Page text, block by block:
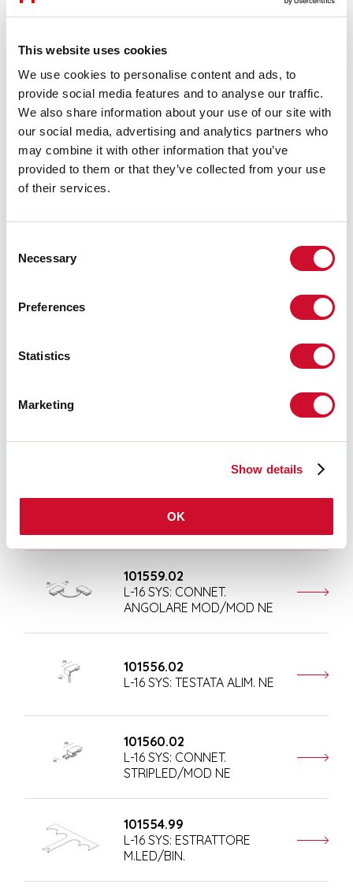
This website uses cookies
We use cookies to personalise content and ads, to
provide social media features and to analyse our traffic.
We also share information about your use of our site with
our social media, advertising and analytics partners who
may combine it with other information that you’ve
provided to them or that they’ve collected from your use
of their services.
Selection
Necessary
Preferences
Statistics
Marketing
Show details
OK
ESTRATTO CATALOGO
ISTRUZIONI DI MONTAGGIO
LIGHT SOURCE
CERTIFICAZIONI CE
Accessori di completamento
L-16 SYS: TESTATA CHIUSURA
101559.02
L-16 SYS: CONNET.
ANGOLARE MOD/MOD NE
101556.02
L-16 SYS: TESTATA ALIM. NE
101560.02
L-16 SYS: CONNET.
STRIPLED/MOD NE
101554.99
L-16 SYS: ESTRATTORE
M.LED/BIN.